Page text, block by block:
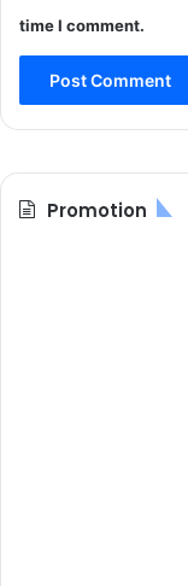
time I comment.
Promotion